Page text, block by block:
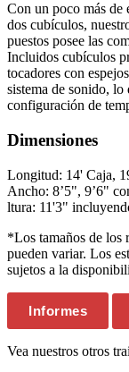
Con un poco más de
dos cubículos,
puestos posee las
Incluidos cubículos
tocadores con
sistema de sonido,
configuración de
Dimensiones
Longitud: 14' Caja,
Ancho: 8’5", 9’6"
ltura: 11'3"
*Los tamaños de los
pueden variar. Los
sujetos a la
Informes
Vea nuestros otros